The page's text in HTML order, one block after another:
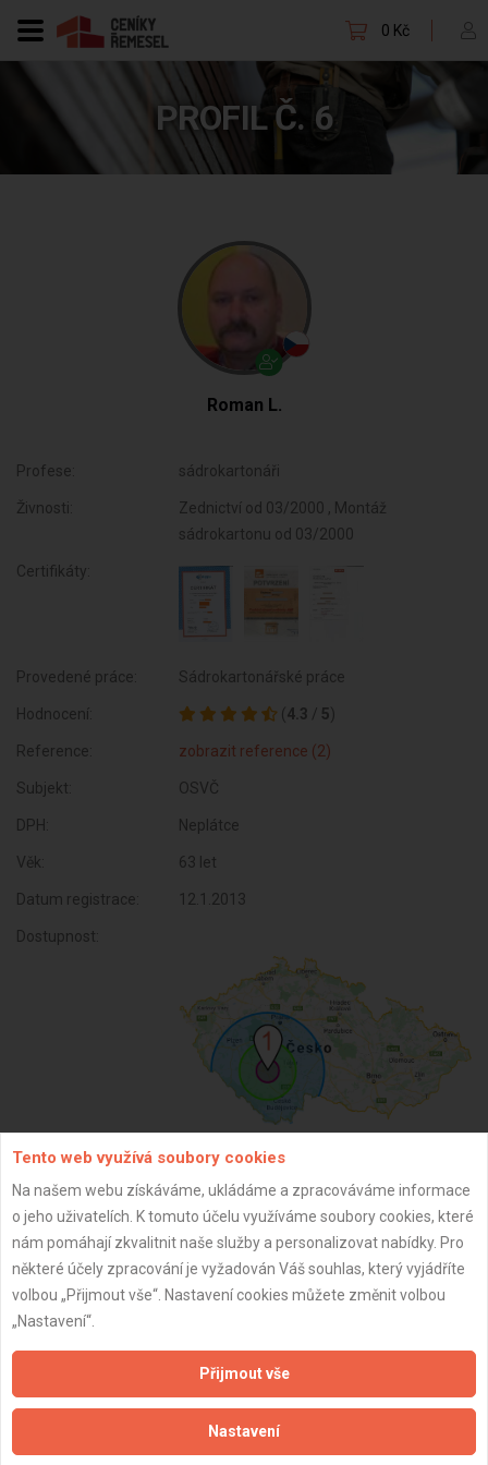
0 Kč
PROFIL Č. 6
Roman L.
Profese: sádrokartonáři
Živnosti:
Zednictví od 03/2000 , Montáž
sádrokartonu od 03/2000
Certifikáty:
Provedené práce: Sádrokartonářské práce
Hodnocení: ( 4.3 / 5)
Reference: zobrazit reference (2)
Subjekt: OSVČ
DPH: Neplátce
Věk: 63 let
Datum registrace: 12.1.2013
Dostupnost:
ZPĚT
Aktualizováno z portálu ARES dne 01.12.2024 18:45:07
Důležité informace
Naše firmy a řemeslníci
Tento web využívá soubory cookies
Na našem webu získáváme, ukládáme a zpracováváme informace
o jeho uživatelích. K tomuto účelu využíváme soubory cookies, které
nám pomáhají zkvalitnit naše služby a personalizovat nabídky. Pro
některé účely zpracování je vyžadován Váš souhlas, který vyjádříte
volbou „Přijmout vše“. Nastavení cookies můžete změnit volbou
„Nastavení“.
Přijmout vše
Nastavení